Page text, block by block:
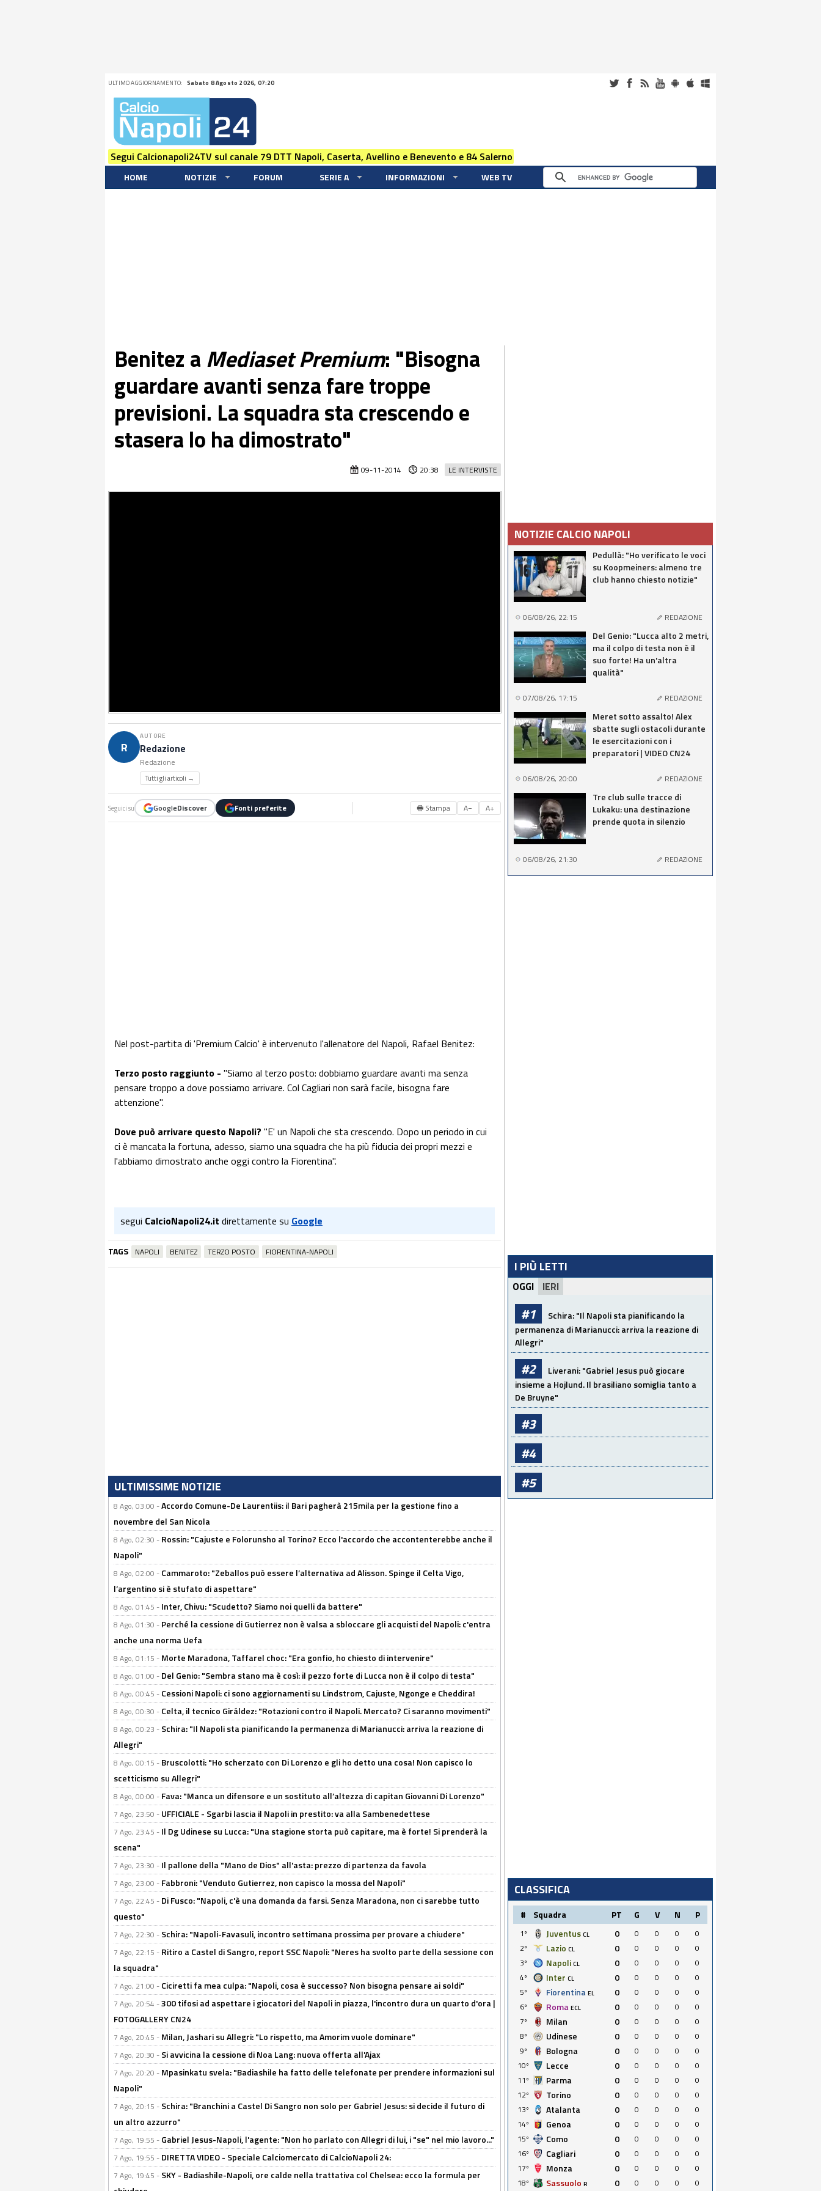
ULTIMO AGGIORNAMENTO: Sabato 8 Agosto 2026, 07:20
Segui Calcionapoli24TV sul canale 79 DTT Napoli, Caserta, Avellino e Benevento e 84 Salerno
HOME NOTIZIE FORUM SERIE A INFORMAZIONI WEB TV
Benitez a Mediaset Premium: "Bisogna
guardare avanti senza fare troppe
previsioni. La squadra sta crescendo e
stasera lo ha dimostrato"
LE INTERVISTE
09-11-2014 20:38
R
AUTORE
Redazione
Redazione
Tutti gli articoli →
Seguici su GoogleDiscover Fonti preferite 🖶 Stampa A− A+
Nel post-partita di 'Premium Calcio' è intervenuto l'allenatore del Napoli, Rafael Benitez:
Terzo posto raggiunto - "Siamo al terzo posto: dobbiamo guardare avanti ma senza
pensare troppo a dove possiamo arrivare. Col Cagliari non sarà facile, bisogna fare
attenzione".
Dove può arrivare questo Napoli? "E' un Napoli che sta crescendo. Dopo un periodo in cui
ci è mancata la fortuna, adesso, siamo una squadra che ha più fiducia dei propri mezzi e
l'abbiamo dimostrato anche oggi contro la Fiorentina".
segui CalcioNapoli24.it direttamente su Google
TAGS NAPOLI BENITEZ TERZO POSTO FIORENTINA-NAPOLI
ULTIMISSIME NOTIZIE
8 Ago, 03:00 -Accordo Comune-De Laurentiis: il Bari pagherà 215mila per la gestione fino a
novembre del San Nicola
8 Ago, 02:30 - Rossin: "Cajuste e Folorunsho al Torino? Ecco l'accordo che accontenterebbe anche il
Napoli"
8 Ago, 02:00 - Cammaroto: "Zeballos può essere l’alternativa ad Alisson. Spinge il Celta Vigo,
l’argentino si è stufato di aspettare"
8 Ago, 01:45 - Inter, Chivu: "Scudetto? Siamo noi quelli da battere"
8 Ago, 01:30 - Perché la cessione di Gutierrez non è valsa a sbloccare gli acquisti del Napoli: c'entra
anche una norma Uefa
8 Ago, 01:15 - Morte Maradona, Taffarel choc: "Era gonfio, ho chiesto di intervenire"
8 Ago, 01:00 - Del Genio: "Sembra stano ma è così: il pezzo forte di Lucca non è il colpo di testa"
8 Ago, 00:45 - Cessioni Napoli: ci sono aggiornamenti su Lindstrom, Cajuste, Ngonge e Cheddira!
8 Ago, 00:30 - Celta, il tecnico Giráldez: "Rotazioni contro il Napoli. Mercato? Ci saranno movimenti"
8 Ago, 00:23 - Schira: "Il Napoli sta pianificando la permanenza di Marianucci: arriva la reazione di
Allegri"
8 Ago, 00:15 - Bruscolotti: "Ho scherzato con Di Lorenzo e gli ho detto una cosa! Non capisco lo
scetticismo su Allegri"
8 Ago, 00:00 - Fava: "Manca un difensore e un sostituto all’altezza di capitan Giovanni Di Lorenzo"
7 Ago, 23:50 - UFFICIALE - Sgarbi lascia il Napoli in prestito: va alla Sambenedettese
7 Ago, 23:45 - Il Dg Udinese su Lucca: "Una stagione storta può capitare, ma è forte! Si prenderà la
scena"
7 Ago, 23:30 - Il pallone della "Mano de Dios" all'asta: prezzo di partenza da favola
7 Ago, 23:00 - Fabbroni: "Venduto Gutierrez, non capisco la mossa del Napoli"
7 Ago, 22:45 - Di Fusco: "Napoli, c'è una domanda da farsi. Senza Maradona, non ci sarebbe tutto
questo"
7 Ago, 22:30 - Schira: "Napoli-Favasuli, incontro settimana prossima per provare a chiudere"
7 Ago, 22:15 - Ritiro a Castel di Sangro, report SSC Napoli: "Neres ha svolto parte della sessione con
la squadra"
7 Ago, 21:00 - Ciciretti fa mea culpa: "Napoli, cosa è successo? Non bisogna pensare ai soldi"
7 Ago, 20:54 -300 tifosi ad aspettare i giocatori del Napoli in piazza, l'incontro dura un quarto d'ora |
FOTOGALLERY CN24
7 Ago, 20:45 - Milan, Jashari su Allegri: "Lo rispetto, ma Amorim vuole dominare"
7 Ago, 20:30 - Si avvicina la cessione di Noa Lang: nuova offerta all'Ajax
7 Ago, 20:20 - Mpasinkatu svela: "Badiashile ha fatto delle telefonate per prendere informazioni sul
Napoli"
7 Ago, 20:15 - Schira: "Branchini a Castel Di Sangro non solo per Gabriel Jesus: si decide il futuro di
un altro azzurro"
7 Ago, 19:55 - Gabriel Jesus-Napoli, l'agente: "Non ho parlato con Allegri di lui, i "se" nel mio lavoro..."
7 Ago, 19:55 - DIRETTA VIDEO - Speciale Calciomercato di CalcioNapoli 24:
7 Ago, 19:45 - SKY - Badiashile-Napoli, ore calde nella trattativa col Chelsea: ecco la formula per
NOTIZIE CALCIO NAPOLI
Pedullà: "Ho verificato le voci
su Koopmeiners: almeno tre
club hanno chiesto notizie"
06/08/26, 22:15 REDAZIONE
Del Genio: "Lucca alto 2 metri,
ma il colpo di testa non è il
suo forte! Ha un'altra
qualità"
07/08/26, 17:15 REDAZIONE
Meret sotto assalto! Alex
sbatte sugli ostacoli durante
le esercitazioni con i
preparatori | VIDEO CN24
06/08/26, 20:00 REDAZIONE
Tre club sulle tracce di
Lukaku: una destinazione
prende quota in silenzio
06/08/26, 21:30 REDAZIONE
I PIÙ LETTI
OGGI IERI
#1
Schira: "Il Napoli sta pianificando la
permanenza di Marianucci: arriva la reazione di
Allegri"
#2
Liverani: "Gabriel Jesus può giocare
insieme a Hojlund. Il brasiliano somiglia tanto a
De Bruyne"
#3
#4
#5
CLASSIFICA
# Squadra PT G V N P
1º Juventus CL 0 0 0 0
0
2º
Lazio CL 0 0 0 0
0
3º
Napoli CL 0 0 0 0
0
4º
Inter CL 0 0 0 0
0
5º
Fiorentina EL 0 0 0 0
0
6º
Roma ECL 0 0 0 0
0
7º
Milan 0 0 0 0
0
8º
Udinese 0 0 0 0
0
9º
Bologna 0 0 0 0
0
10º
Lecce 0 0 0 0
0
11º
Parma 0 0 0 0
0
12º
Torino 0 0 0 0
0
13º
Atalanta 0 0 0 0
0
14º
Genoa 0 0 0 0
0
15º
Como 0 0 0 0
0
16º
Cagliari 0 0 0 0
0
17º
Monza 0 0 0 0
0
18º
Sassuolo R 0 0 0 0 0